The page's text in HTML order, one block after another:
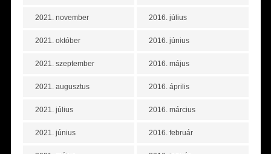
2021. november
2021. október
2021. szeptember
2021. augusztus
2021. július
2021. június
2016. július
2016. június
2016. május
2016. április
2016. március
2016. február